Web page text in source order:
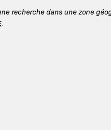
recherche dans une zone
.